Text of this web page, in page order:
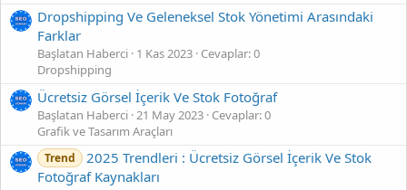
Dropshipping Ve Geleneksel Stok Yönetimi Arasındaki
Farklar
Başlatan Haberci 1 Kas 2023 Cevaplar: 0
Dropshipping
Ücretsiz Görsel İçerik Ve Stok Fotoğraf
Başlatan Haberci 21 May 2023 Cevaplar: 0
Grafik ve Tasarım Araçları
Trend
2025 Trendleri : Ücretsiz Görsel İçerik Ve Stok
Fotoğraf Kaynakları